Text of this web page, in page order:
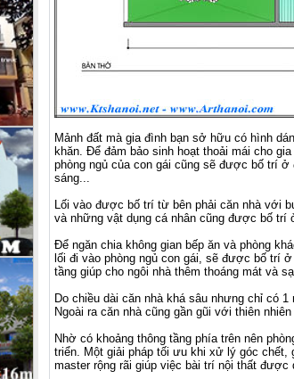
Mảnh đất mà gia đình bạn sở hữu có hình
khăn. Để đảm bảo sinh hoạt thoải mái cho
phòng ngủ của con gái cũng sẽ được bố trí
sáng...
Lối vào được bố trí từ bên phải căn nhà với
và những vật dụng cá nhân cũng được bố trí
Để ngăn chia không gian bếp ăn và phòng
lối đi vào phòng ngủ con gái, sẽ được bố trí
tầng giúp cho ngôi nhà thêm thoáng mát và
Do chiều dài căn nhà khá sâu nhưng chỉ có
Ngoài ra căn nhà cũng gần gũi với thiên
Nhờ có khoảng thông tầng phía trên nên
triển. Một giải pháp tối ưu khi xử lý góc chết,
master rộng rãi giúp việc bài trí nội thất được